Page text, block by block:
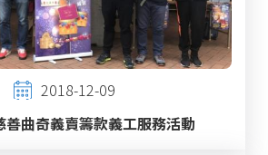
2018-12-09
善曲奇義賣籌款義工服務活動